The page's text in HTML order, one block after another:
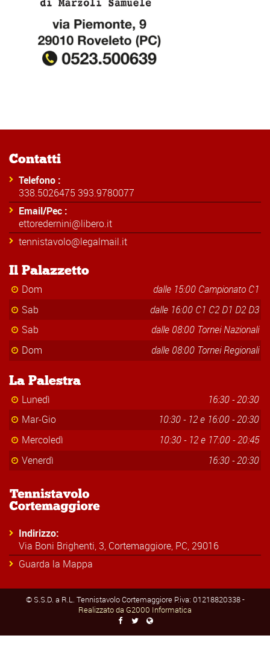
Contatti
Telefono :
338.5026475 393.9780077
Email/Pec :
ettoredernini@libero.it
tennistavolo@legalmail.it
Il Palazzetto
Dom
dalle 15:00 Campionato C1
Sab
dalle 16:00 C1 C2 D1 D2 D3
Sab
dalle 08:00 Tornei Nazionali
Dom
dalle 08:00 Tornei Regionali
La Palestra
Lunedì
16:30 - 20:30
Mar-Gio
10:30 - 12 e 16:00 - 20:30
Mercoledì
10:30 - 12 e 17:00 - 20:45
Venerdì
16:30 - 20:30
Indirizzo:
Via Boni Brighenti, 3, Cortemaggiore, PC, 29016
Guarda la Mappa
© S.S.D. a R.L. Tennistavolo Cortemaggiore P.iva: 01218820338 -
Realizzato da G2000 Informatica